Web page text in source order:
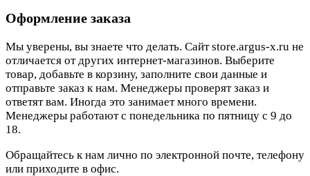
Оформление заказа
Мы уверены, вы знаете что делать. Сайт store.argus-x.ru не
отличается от других интернет-магазинов. Выберите
товар, добавьте в корзину, заполните свои данные и
отправьте заказ к нам. Менеджеры проверят заказ и
ответят вам. Иногда это занимает много времени.
Менеджеры работают с понедельника по пятницу с 9 до
18.
Обращайтесь к нам лично по электронной почте, телефону
или приходите в офис.